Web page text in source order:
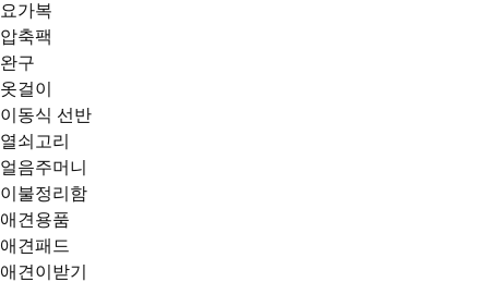
요가복
압축팩
완구
옷걸이
이동식 선반
열쇠고리
얼음주머니
이불정리함
애견용품
애견패드
애견이받기